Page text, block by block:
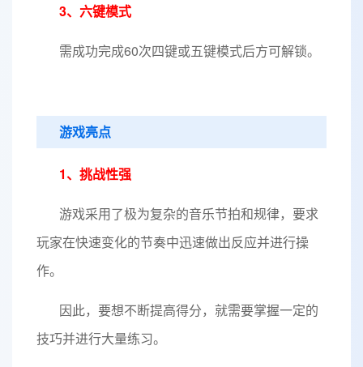
3、六键模式
需成功完成60次四键或五键模式后方可解锁。
游戏亮点
1、挑战性强
游戏采用了极为复杂的音乐节拍和规律，要求
玩家在快速变化的节奏中迅速做出反应并进行操
作。
因此，要想不断提高得分，就需要掌握一定的
技巧并进行大量练习。